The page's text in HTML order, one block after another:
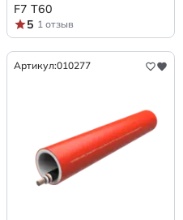
F7 Т60
5 1 отзыв
Артикул:010277